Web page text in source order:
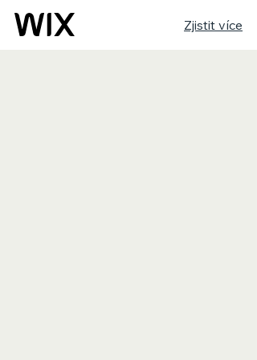
Zjistit více